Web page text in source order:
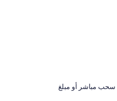
سحب مباشر أو مبلغ